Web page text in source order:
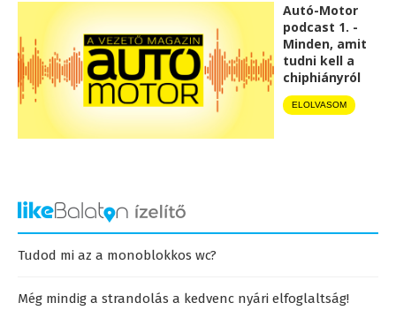
Autó-Motor
podcast 1. -
Minden, amit
tudni kell a
chiphiányról
ELOLVASOM
Tudod mi az a monoblokkos wc?
Még mindig a strandolás a kedvenc nyári elfoglaltság!